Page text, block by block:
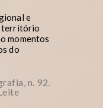
e
território
momentos
do
n. 92.